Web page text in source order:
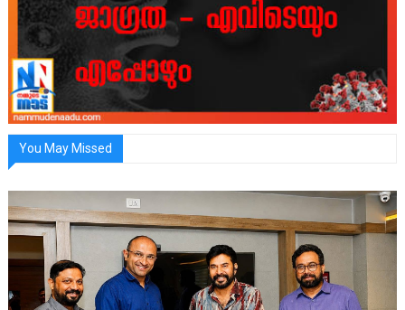
You May Missed